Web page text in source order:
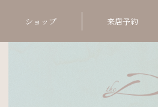
ショップ 来店予約